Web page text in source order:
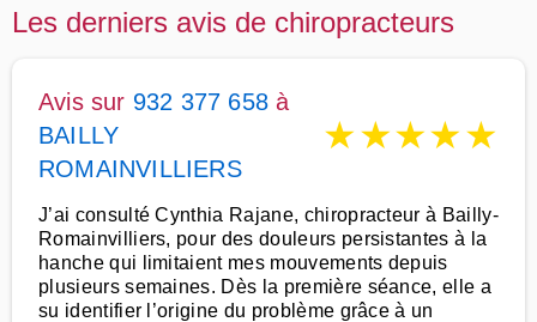
Les derniers avis de chiropracteurs
Avis sur 932 377 658 à
BAILLY
ROMAINVILLIERS
★★★★★
J’ai consulté Cynthia Rajane, chiropracteur à Bailly-
Romainvilliers, pour des douleurs persistantes à la
hanche qui limitaient mes mouvements depuis
plusieurs semaines. Dès la première séance, elle a
su identifier l’origine du problème grâce à un